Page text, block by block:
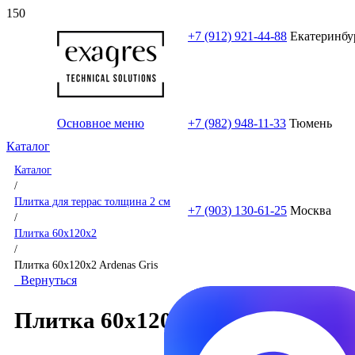
+7 (912) 921-44-88
+7 (982) 948-11-33 Тюмень
+7 (903) 130-61-25 Москва
Основное меню
Каталог
Каталог
/
Плитка для террас толщина 2 см
/
Плитка 60x120x2
/
Плитка 60x120x2 Ardenas Gris
Вернуться
Плитка 60x120x2 Ardenas Gris